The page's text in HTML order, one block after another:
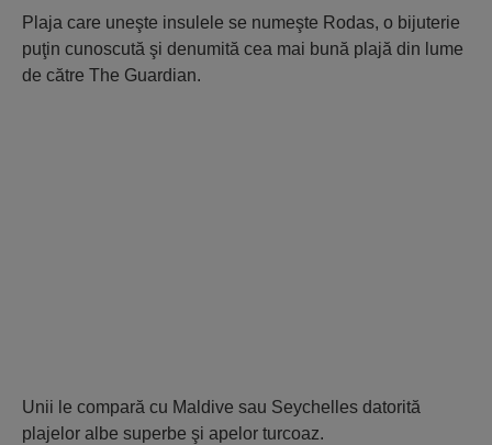
Plaja care uneşte insulele se numeşte Rodas, o bijuterie
puţin cunoscută şi denumită cea mai bună plajă din lume
de către The Guardian.
Unii le compară cu Maldive sau Seychelles datorită
plajelor albe superbe şi apelor turcoaz.